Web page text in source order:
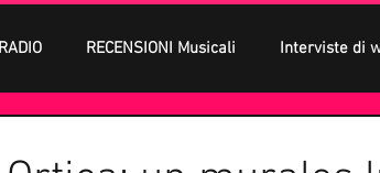
RECENSIONI Musicali Interviste di